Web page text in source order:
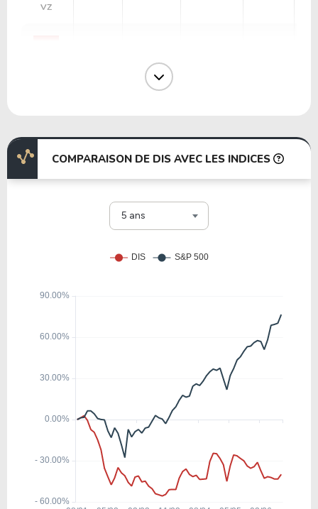
VZ
47.54 12.54 26.38%
0.00%
T
20.32 8.96% 0.82%
COMPARAISON DE DIS AVEC LES INDICES
5 ans